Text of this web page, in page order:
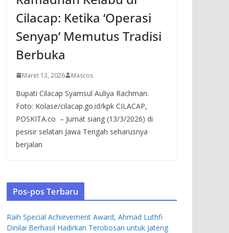
Cilacap: Ketika ‘Operasi
Senyap’ Memutus Tradisi
Berbuka
Maret 13, 2026 Mascos
Bupati Cilacap Syamsul Auliya Rachman.
Foto: Kolase/cilacap.go.id/kpk CILACAP,
POSKITA.co – Jumat siang (13/3/2026) di
pesisir selatan Jawa Tengah seharusnya
berjalan
Pos-pos Terbaru
Raih Special Achievement Award, Ahmad Luthfi
Dinilai Berhasil Hadirkan Terobosan untuk Jateng